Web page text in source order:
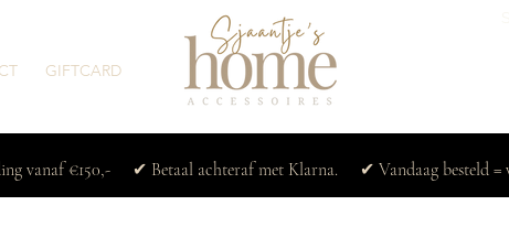
GIFTCARD
vanaf €150,- ✔ Betaal achteraf met Klarna. ✔ Vandaag besteld =